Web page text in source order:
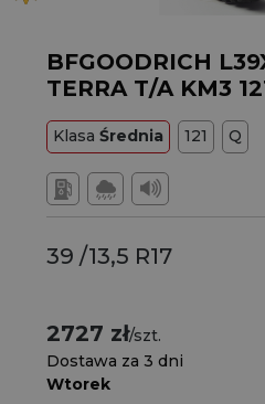
BFGOODRICH
TERRA T/A KM3
KlasaŚrednia 121 Q
39 /13,5 R17
2727 zł/szt.
Dostawa za 3 dni
Wtorek